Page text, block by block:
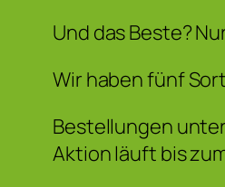
Und das Beste?
Wir haben fünf
Bestellungen
Aktion läuft bis